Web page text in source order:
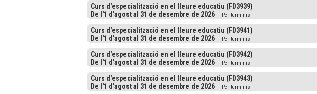
Curs d'especialització en el lleure educatiu (FD3939)
De l'1 d'agost al 31 de desembre de 2026 _ _Per terminis
Curs d'especialització en el lleure educatiu (FD3941)
De l'1 d'agost al 31 de desembre de 2026 _ _Per terminis
Curs d'especialització en el lleure educatiu (FD3942)
De l'1 d'agost al 31 de desembre de 2026 _ _Per terminis
Curs d'especialització en el lleure educatiu (FD3943)
De l'1 d'agost al 31 de desembre de 2026 _ _Per terminis